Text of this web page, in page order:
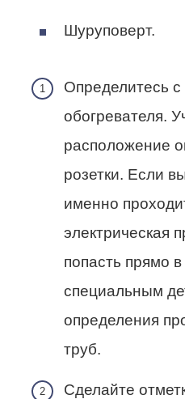
Шуруповерт.
Определитесь
обогревателя.
расположение
розетки. Если
именно
электрическая
попасть прямо
специальным
определения
труб.
Сделайте